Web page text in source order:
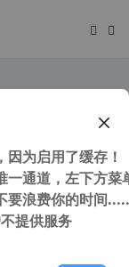
PDF Edito
为启用了缓存！
通道，左下方菜
要浪费你的时间
提供服务